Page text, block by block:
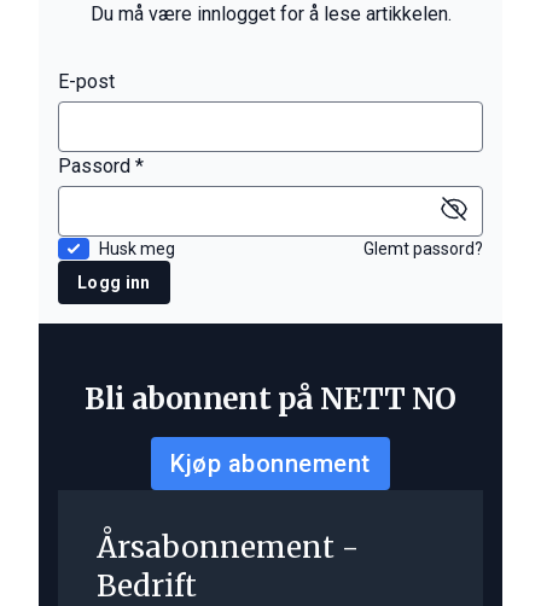
Du må være innlogget for å lese artikkelen.
E-post
Passord *
Husk meg
Glemt passord?
Logg inn
Bli abonnent på NETT NO
Kjøp abonnement
Årsabonnement -
Bedrift